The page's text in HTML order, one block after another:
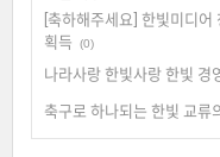
[축하해주세요] 한빛미디어
획득
(0)
나라사랑 한빛사랑 한빛 경
축구로 하나되는 한빛 교류